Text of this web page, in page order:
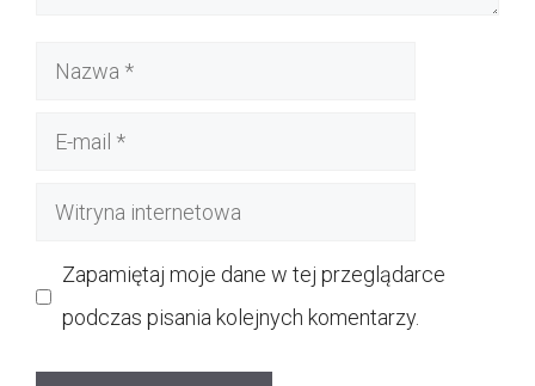
Nazwa
Witryna
Zapamiętaj moje dane w tej przeglądarce
podczas pisania kolejnych komentarzy.